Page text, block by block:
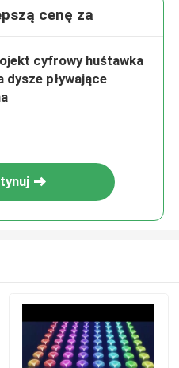
cenę za
cyfrowy huśtawka
dysze pływające